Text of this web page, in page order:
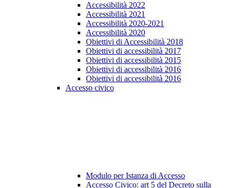
Accessibilità 2022
Accessibilità 2021
Accessibilità 2020-2021
Accessibilità 2020
Obiettivi di Accessibilità 2018
Obiettivi di accessibilità 2017
Obiettivi di accessibilità 2015
Obiettivi di accessibilità 2016
Obiettivi di accessibilità 2016
Accesso civico
Modulo per Istanza di Accesso
Accesso Civico: art 5 del Decreto sulla